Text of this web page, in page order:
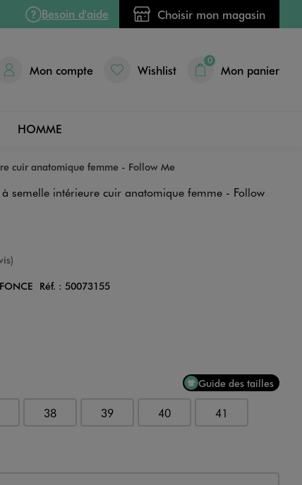
Besoin d'aide Choisir mon magasin
Mon compte Wishlist
0
Mon panier
HOMME
cuir anatomique femme - Follow Me
à semelle intérieure cuir anatomique femme - Follow
Réf. : 50073155
Guide des tailles
38 39 40 41